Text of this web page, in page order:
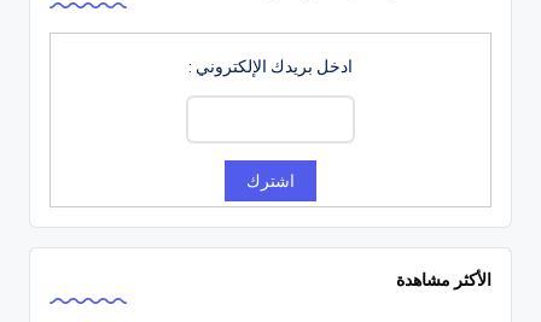
ادخل بريدك الإلكتروني :
الأكثر مشاهدة